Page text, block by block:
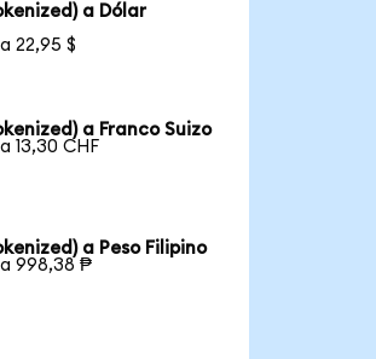
a Dólar
22,95 $
a Franco Suizo
13,30 CHF
a Peso Filipino
998,38 ₱